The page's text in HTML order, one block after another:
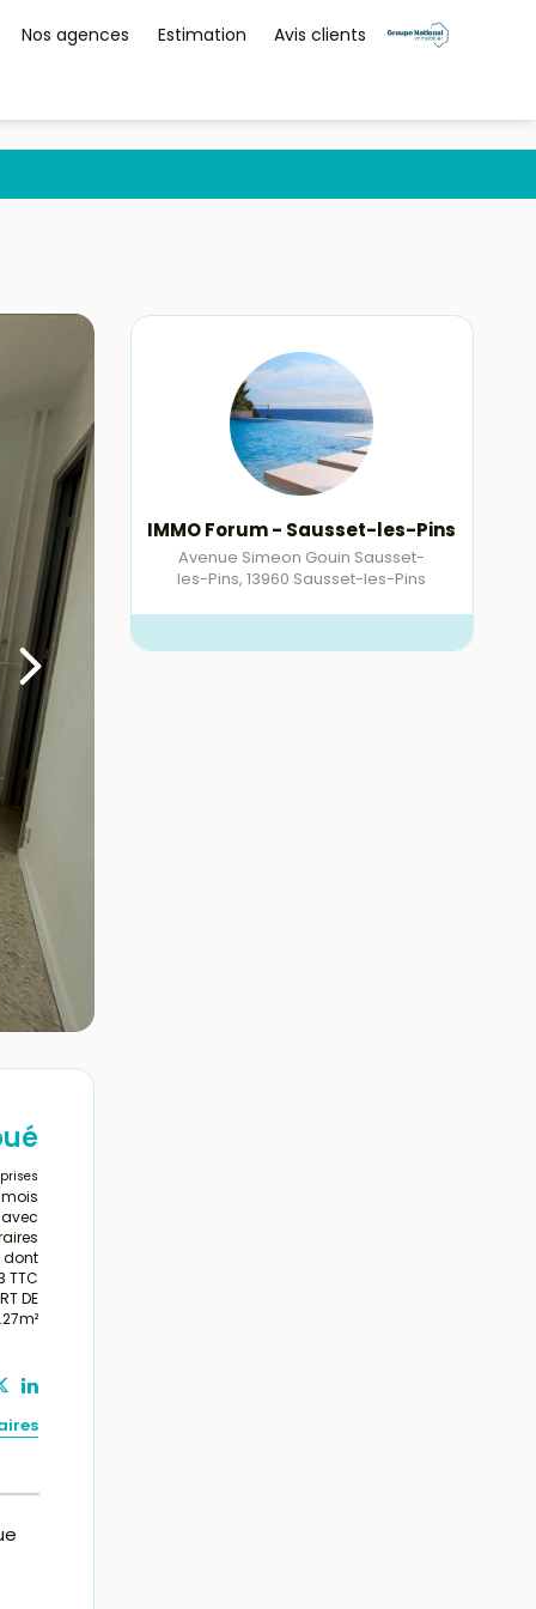
Nos agences Estimation Avis clients
dont
TTC
DE
IMMO Forum - Sausset-les-Pins
Avenue Simeon Gouin Sausset-
les-Pins,13960 Sausset-les-Pins